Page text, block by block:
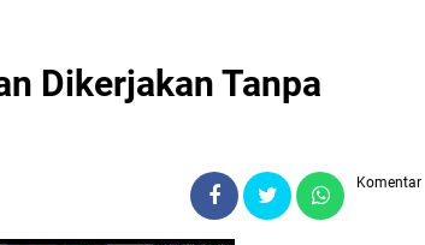
Dikerjakan Tanpa
Komentar